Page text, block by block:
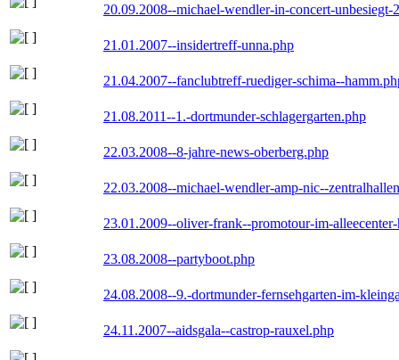
20.09.2008--michael-wendler-in-concert-unbesiegt-
21.01.2007--insidertreff-unna.php
21.04.2007--fanclubtreff-ruediger-schima--
21.08.2011--1.-dortmunder-schlagergarten.php
22.03.2008--8-jahre-news-oberberg.php
22.03.2008--michael-wendler-amp-nic--
23.01.2009--oliver-frank--promotour-im-
23.08.2008--partyboot.php
24.08.2008--9.-dortmunder-fernsehgarten-im-
24.11.2007--aidsgala--castrop-rauxel.php